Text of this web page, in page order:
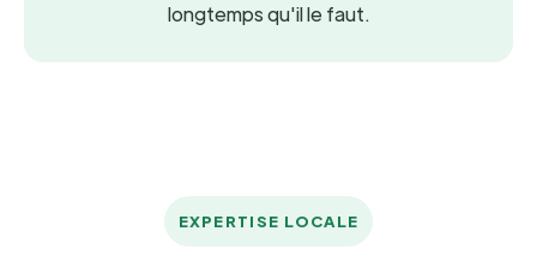
longtemps qu'il le faut.
EXPERTISE LOCALE